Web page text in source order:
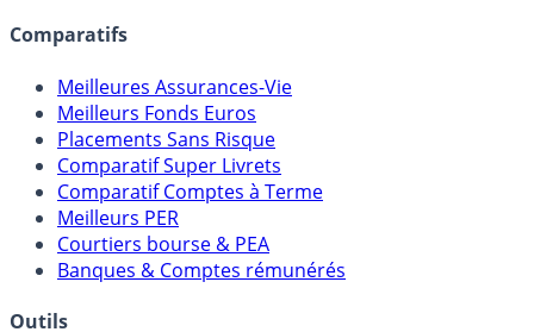
assureurs, sociétés de gestion, CGP, etc.
Comparatifs
Meilleures Assurances-Vie
Meilleurs Fonds Euros
Placements Sans Risque
Comparatif Super Livrets
Comparatif Comptes à Terme
Meilleurs PER
Courtiers bourse & PEA
Banques & Comptes rémunérés